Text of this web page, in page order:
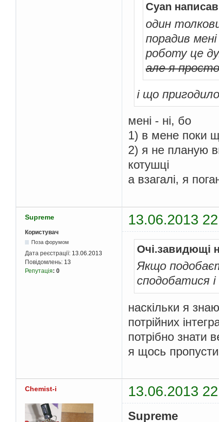
Cyan
один
порадив
роботу це
але я
і що
мені - ні, бо
1) в мене поки
2) я не планую
котушці
а взагалі, я
Supreme 13.06.2013
Користувач
Поза форумом
Дата реєстрації: 13.06.2013
Повідомлень: 13
Репутація: 0
Очі.завидющі
Якщо
сподобатися
наскільки я
потрійних
потрібно знати
я щось
Chemist-i 13.06.2013
Supreme